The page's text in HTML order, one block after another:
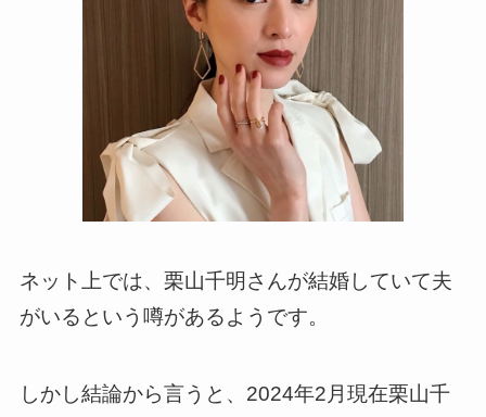
ネット上では、栗山千明さんが結婚していて夫
がいるという噂があるようです。
しかし結論から言うと、2024年2月現在栗山千